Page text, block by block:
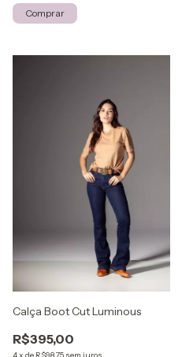
Comprar
Calça Boot Cut Luminous
R$395,00